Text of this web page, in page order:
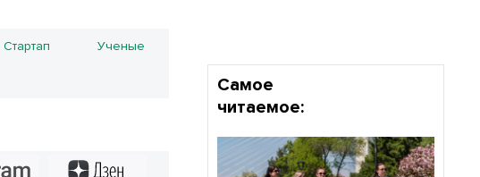
Стартап Ученые
Самое
читаемое: